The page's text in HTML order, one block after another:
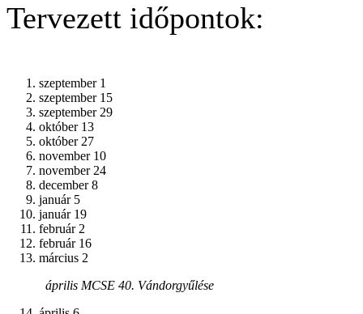
Tervezett időpontok:
szeptember 1
szeptember 15
szeptember 29
október 13
október 27
november 10
november 24
december 8
január 5
január 19
február 2
február 16
március 2
április MCSE 40. Vándorgyűlése